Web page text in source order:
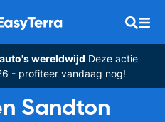
wereldwijd Deze actie
- profiteer vandaag nog!
Sandton